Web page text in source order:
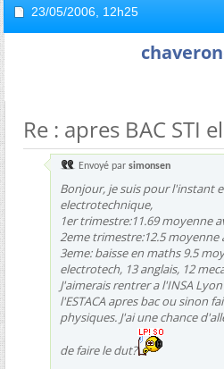
23/05/2006, 12h25
Re : apres BAC STI
Envoyé par simonsen
Bonjour, je suis pour l'instant
electrotechnique,
1er trimestre:11.69 moyenne
2eme trimestre:12.5 moyenne
3eme: baisse en maths 9.5
electrotech, 13 anglais, 12
J'aimerais rentrer a l'INSA
l'ESTACA apres bac ou sinon
physiques. J'ai une chance
de faire le dut?